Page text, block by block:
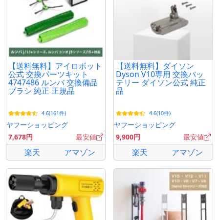
【送料無料】アイロボット
公式 交換パーツキット
4747486 ルンバ 交換備品
ブラシ 純正 正規品
4.6(161件)
ヤフーショッピング
7,678円
最安値
楽天 アマゾン
【送料無料】ダイソン
Dyson V10専用 交換バッ
テリー ダイソン公式 純正
品
4.6(10件)
ヤフーショッピング
9,900円
最安値
楽天 アマゾン